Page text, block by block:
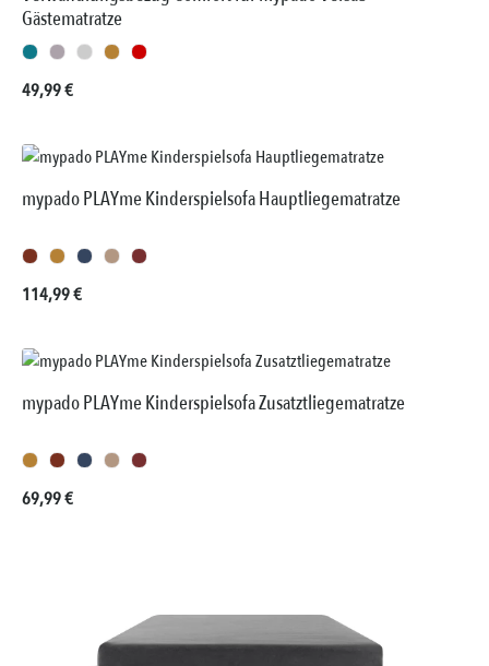
Gästematratze
Regulärer Preis:
49,99 €
mypado PLAYme Kinderspielsofa Hauptliegematratze
Regulärer Preis:
114,99 €
mypado PLAYme Kinderspielsofa Zusatztliegematratze
Regulärer Preis:
69,99 €